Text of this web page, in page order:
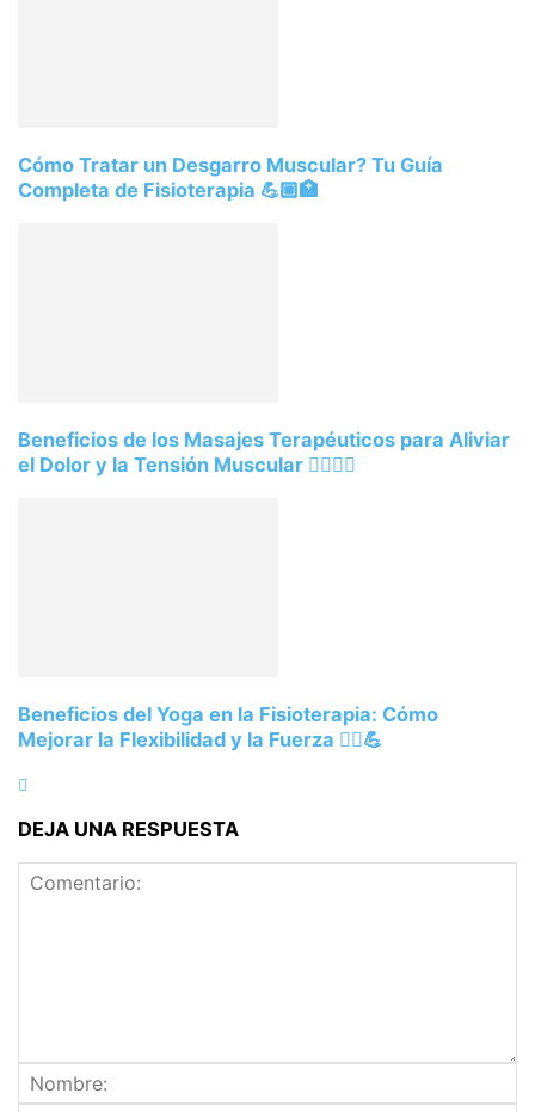
Cómo Tratar un Desgarro Muscular? Tu Guía
Completa de Fisioterapia 💪🏼🏥
Beneficios de los Masajes Terapéuticos para Aliviar
el Dolor y la Tensión Muscular 💆‍♂️💆‍♀️
Beneficios del Yoga en la Fisioterapia: Cómo
Mejorar la Flexibilidad y la Fuerza 🧘‍♀️💪
DEJA UNA RESPUESTA